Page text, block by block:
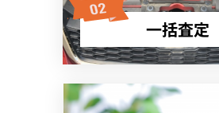
一括査定